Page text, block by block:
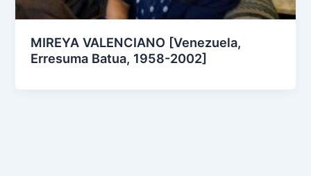
MIREYA VALENCIANO [Venezuela,
Erresuma Batua, 1958-2002]